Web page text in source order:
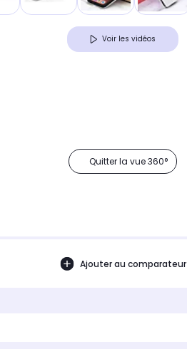
Voir les vidéos
Quitter la vue 360°
Ajouter au comparateur